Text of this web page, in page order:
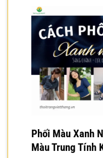
Phối Màu Xanh
Màu Trung Tính